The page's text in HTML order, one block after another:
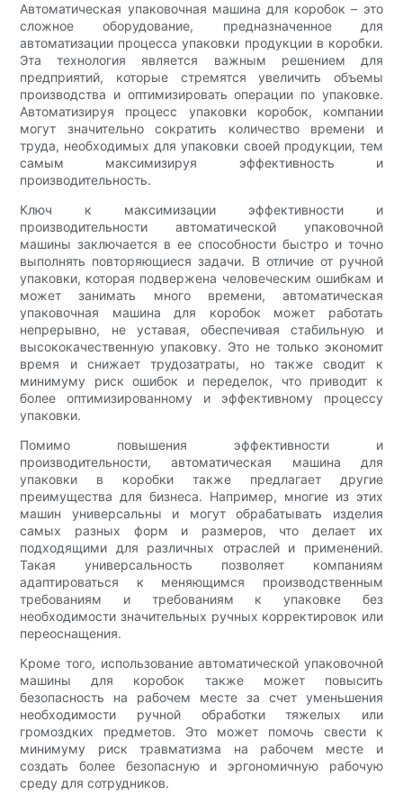
Автоматическая упаковочная машина для коробок – это
сложное оборудование, предназначенное для
автоматизации процесса упаковки продукции в коробки.
Эта технология является важным решением для
предприятий, которые стремятся увеличить объемы
производства и оптимизировать операции по упаковке.
Автоматизируя процесс упаковки коробок, компании
могут значительно сократить количество времени и
труда, необходимых для упаковки своей продукции, тем
самым максимизируя эффективность и
производительность.
Ключ к максимизации эффективности и
производительности автоматической упаковочной
машины заключается в ее способности быстро и точно
выполнять повторяющиеся задачи. В отличие от ручной
упаковки, которая подвержена человеческим ошибкам и
может занимать много времени, автоматическая
упаковочная машина для коробок может работать
непрерывно, не уставая, обеспечивая стабильную и
высококачественную упаковку. Это не только экономит
время и снижает трудозатраты, но также сводит к
минимуму риск ошибок и переделок, что приводит к
более оптимизированному и эффективному процессу
упаковки.
Помимо повышения эффективности и
производительности, автоматическая машина для
упаковки в коробки также предлагает другие
преимущества для бизнеса. Например, многие из этих
машин универсальны и могут обрабатывать изделия
самых разных форм и размеров, что делает их
подходящими для различных отраслей и применений.
Такая универсальность позволяет компаниям
адаптироваться к меняющимся производственным
требованиям и требованиям к упаковке без
необходимости значительных ручных корректировок или
переоснащения.
Кроме того, использование автоматической упаковочной
машины для коробок также может повысить
безопасность на рабочем месте за счет уменьшения
необходимости ручной обработки тяжелых или
громоздких предметов. Это может помочь свести к
минимуму риск травматизма на рабочем месте и
создать более безопасную и эргономичную рабочую
среду для сотрудников.